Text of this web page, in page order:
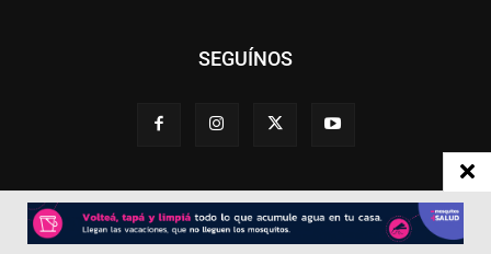
SEGUÍNOS
Desarrollado porTP. Web Studio